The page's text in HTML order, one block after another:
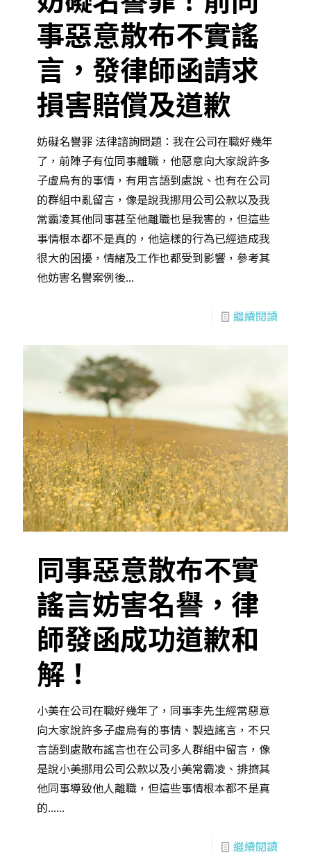
事惡意散布不實謠
言，發律師函請求
損害賠償及道歉
妨礙名譽罪 法律諮詢問題：我在公司在職好幾年
了，前陣子有位同事離職，他惡意向大家說許多
子虛烏有的事情，有用言語到處說、也有在公司
的群組中亂留言，像是說我挪用公司公款以及我
常霸凌其他同事甚至他離職也是我害的，但這些
事情根本都不是真的，他這樣的行為已經造成我
很大的困擾，情緒及工作也都受到影響，參考其
他妨害名譽案例後...
繼續閱讀
同事惡意散布不實
謠言妨害名譽，律
師發函成功道歉和
解！
小美在公司在職好幾年了，同事李先生經常惡意
向大家說許多子虛烏有的事情、製造謠言，不只
言語到處散布謠言也在公司多人群組中留言，像
是說小美挪用公司公款以及小美常霸凌、排擠其
他同事導致他人離職，但這些事情根本都不是真
的......
繼續閱讀